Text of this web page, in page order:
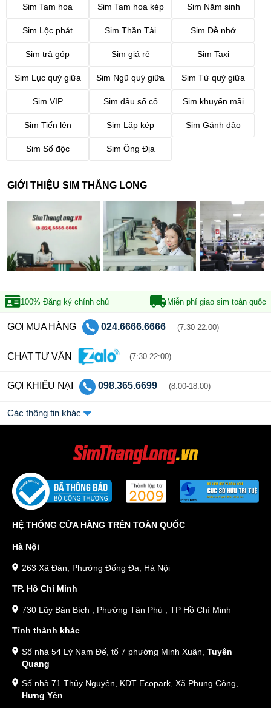
Sim Tam hoa Sim Tam hoa kép Sim Năm sinh
Sim Lộc phát Sim Thần Tài Sim Dễ nhớ
Sim trả góp Sim giá rẻ Sim Taxi
Sim Lục quý giữa Sim Ngũ quý giữa Sim Tứ quý giữa
Sim VIP Sim đầu số cổ Sim khuyến mãi
Sim Tiến lên Sim Lặp kép Sim Gánh đảo
Sim Số độc Sim Ông Địa
GIỚI THIỆU SIM THĂNG LONG
100% Đăng ký chính chủ Miễn phí giao sim toàn quốc
GỌI MUA HÀNG 024.6666.6666 (7:30-22:00)
CHAT TƯ VẤN (7:30-22:00)
GỌI KHIẾU NẠI 098.365.6699 (8:00-18:00)
Các thông tin khác
HỆ THỐNG CỬA HÀNG TRÊN TOÀN QUỐC
Hà Nội
263 Xã Đàn, Phường Đống Đa, Hà Nội
TP. Hồ Chí Minh
730 Lũy Bán Bích , Phường Tân Phú , TP Hồ Chí Minh
Tỉnh thành khác
Số nhà 54 Lý Nam Đế, tổ 7 phường Minh Xuân, Tuyên
Quang
Số nhà 71 Thủy Nguyên, KĐT Ecopark, Xã Phụng Công,
Hưng Yên